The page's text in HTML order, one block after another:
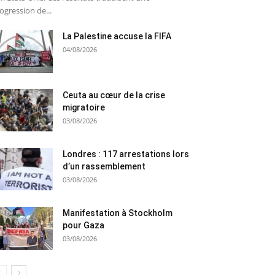
de...
La Palestine accuse la FIFA
04/08/2026
Ceuta au cœur de la crise
migratoire
03/08/2026
Londres : 117 arrestations lors
d’un rassemblement
03/08/2026
Manifestation à Stockholm
pour Gaza
03/08/2026